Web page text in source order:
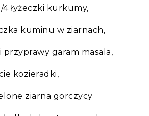
4 łyżeczki kurkumy,
kuminu w ziarnach,
przyprawy garam masala,
kozieradki,
ziarna gorczycy